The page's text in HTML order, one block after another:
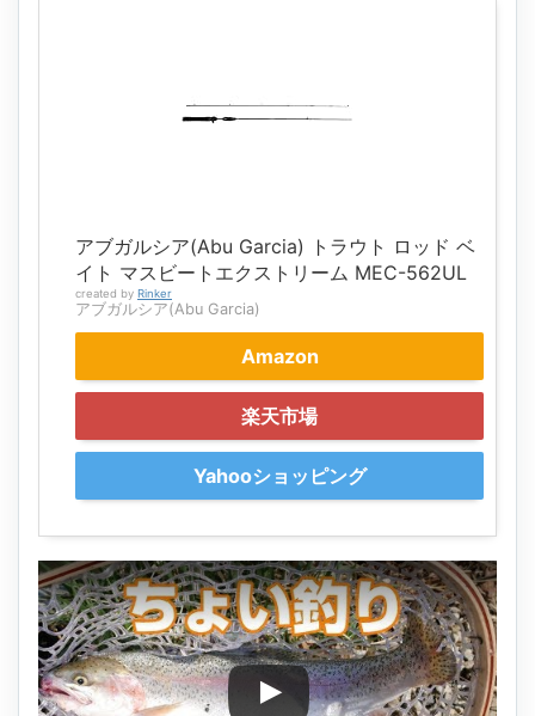
アブガルシア(Abu Garcia) トラウト ロッド ベ
イト マスビートエクストリーム MEC-562UL
created by Rinker
アブガルシア(Abu Garcia)
Amazon
楽天市場
Yahooショッピング